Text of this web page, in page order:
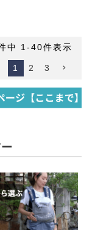
中 1-40件表示
1 2 3